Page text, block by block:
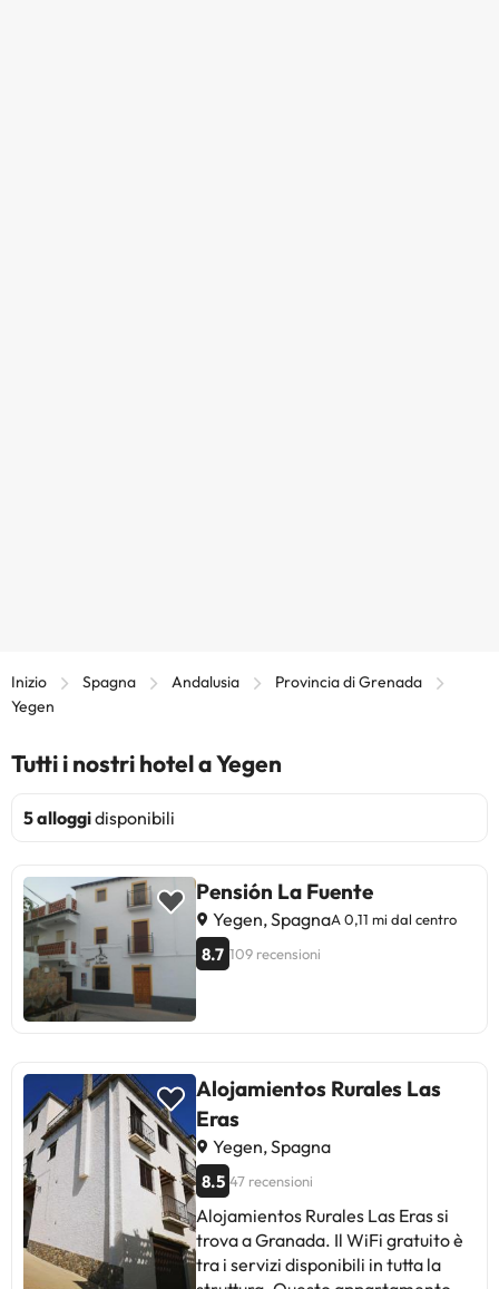
Inizio Spagna Andalusia
Provincia di Grenada
Yegen
Tutti i nostri hotel a Yegen
5 alloggidisponibili
Pensión La Fuente
Yegen, SpagnaA 0,11 mi dal centro
8.7 109 recensioni
Alojamientos Rurales Las
Eras
Yegen, Spagna
8.5 47 recensioni
Alojamientos Rurales Las Eras si
trova a Granada. Il WiFi gratuito è
tra i servizi disponibili in tutta la